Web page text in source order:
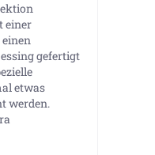
einer
gefertigt
etwas
werden.